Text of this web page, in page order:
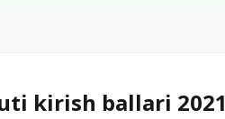
kirish ballari 2021